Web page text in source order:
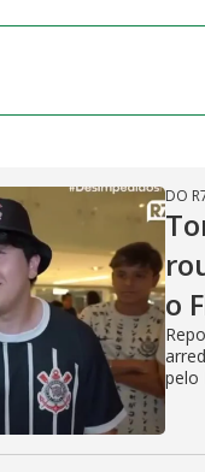
DO
o
pelo